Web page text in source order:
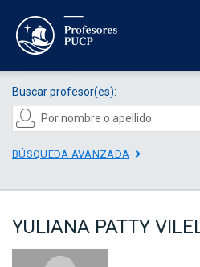
Buscar profesor(es):
BÚSQUEDA AVANZADA
YULIANA PATTY